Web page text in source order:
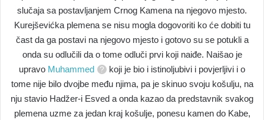
slučaja sa postavljanjem Crnog Kamena na njegovo mjesto.
Kurejševićka plemena se nisu mogla dogovoriti ko će dobiti tu
čast da ga postavi na njegovo mjesto i gotovo su se potukli a
onda su odlučili da o tome odluči prvi koji naiđe. Naišao je
upravo Muhammed
koji je bio i istinoljubivi i povjerljivi i o
tome nije bilo dvojbe među njima, pa je skinuo svoju košulju, na
nju stavio Hadžer-i Esved a onda kazao da predstavnik svakog
plemena uzme za jedan kraj košulje, ponesu kamen do Kabe,